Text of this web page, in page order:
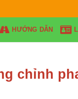
* Hotline: 0844.595.222 Phục
HƯỚNG DẪN
chỉnh